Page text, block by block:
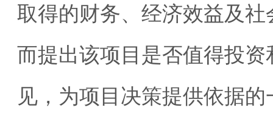
取得的财务、经济效益及
而提出该项目是否值得投
见，为项目决策提供依据